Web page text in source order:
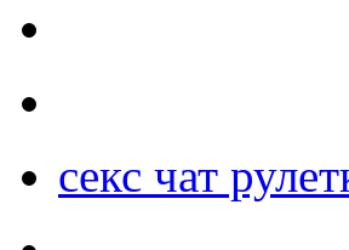
секс чат